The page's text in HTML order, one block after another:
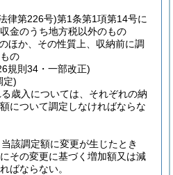
律第226号)第1条第1項第14号に
金のうち地方税以外のもの
ほか、その性質上、収納前に調
の
規則34・一部改正)
定)
歳入については、それぞれの納
について調定しなければならな
該調定額に変更が生じたとき
その変更に基づく増加額又は減
ばならない。